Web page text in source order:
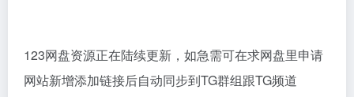
123网盘资源正在陆续更新，如急需可在求网盘里申请
网站新增添加链接后自动同步到TG群组跟TG频道